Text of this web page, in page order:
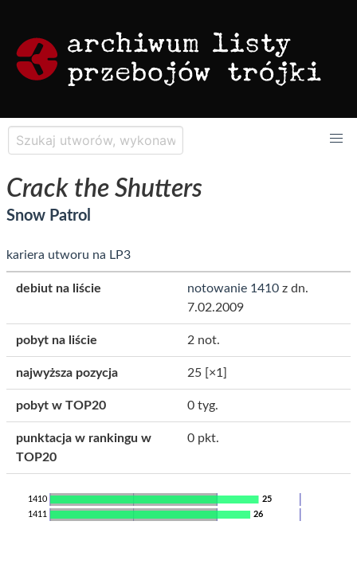
Crack the Shutters
Snow Patrol
kariera utworu na LP3
debiut na liście notowanie 1410 z dn.
7.02.2009
pobyt na liście 2 not.
najwyższa pozycja 25 [×1]
pobyt w TOP20 0 tyg.
punktacja w rankingu w
TOP20
0 pkt.
25
1410
26
1411